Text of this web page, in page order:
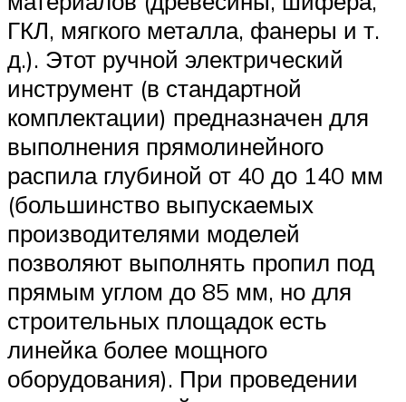
ГКЛ, мягкого металла, фанеры и т.
д.). Этот ручной электрический
инструмент (в стандартной
комплектации) предназначен для
выполнения прямолинейного
распила глубиной от 40 до 140 мм
(большинство выпускаемых
производителями моделей
позволяют выполнять пропил под
прямым углом до 85 мм, но для
строительных площадок есть
линейка более мощного
оборудования). При проведении